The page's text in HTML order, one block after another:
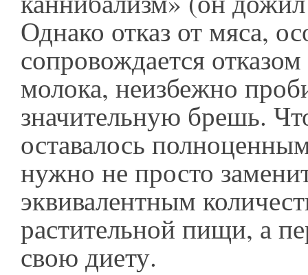
Однако отказ от мяса,
сопровождается
молока, неизбежно
значительную брешь.
оставалось
нужно не просто
эквивалентным
растительной пищи, а
свою диету.